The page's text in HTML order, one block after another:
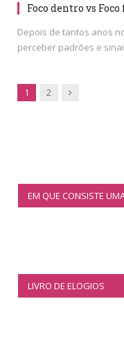
Foco dentro vs Foco
Depois de tantos anos
perceber padrões e
1 2 Next
EM QUE CONSISTE
LIVRO DE ELOGIOS